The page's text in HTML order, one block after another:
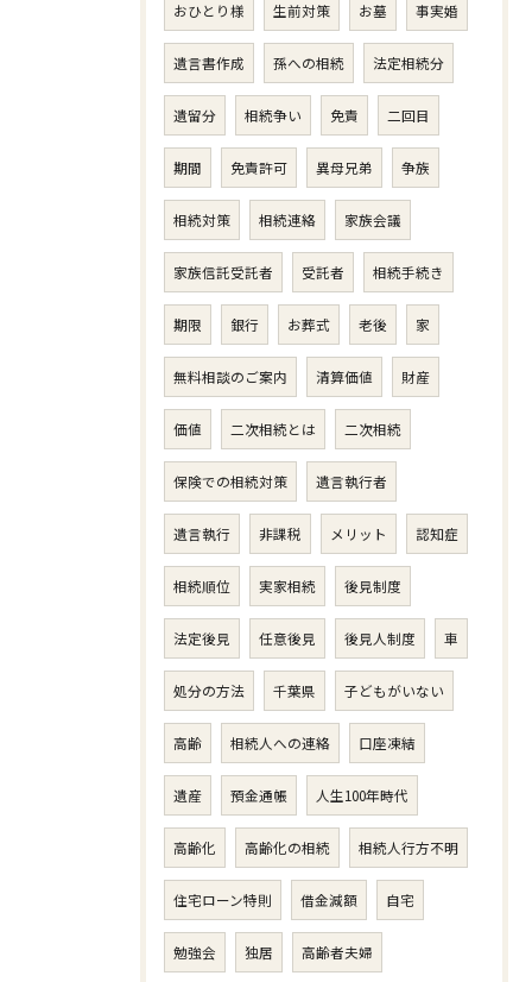
おひとり様 生前対策 お墓 事実婚
遺言書作成 孫への相続 法定相続分
遺留分 相続争い 免責 二回目
期間 免責許可 異母兄弟 争族
相続対策 相続連絡 家族会議
家族信託受託者 受託者 相続手続き
期限 銀行 お葬式 老後 家
無料相談のご案内 清算価値 財産
価値 二次相続とは 二次相続
保険での相続対策 遺言執行者
遺言執行 非課税 メリット 認知症
相続順位 実家相続 後見制度
法定後見 任意後見 後見人制度 車
処分の方法 千葉県 子どもがいない
高齢 相続人への連絡 口座凍結
遺産 預金通帳 人生100年時代
高齢化 高齢化の相続 相続人行方不明
住宅ローン特則 借金減額 自宅
勉強会 独居 高齢者夫婦